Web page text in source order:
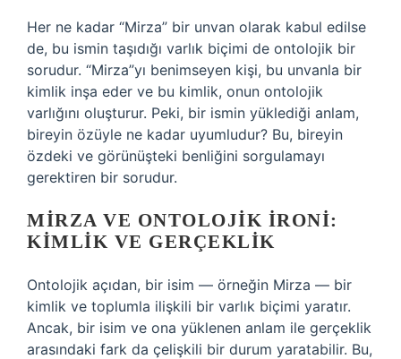
Her ne kadar “Mirza” bir unvan olarak kabul edilse
de, bu ismin taşıdığı varlık biçimi de ontolojik bir
sorudur. “Mirza”yı benimseyen kişi, bu unvanla bir
kimlik inşa eder ve bu kimlik, onun ontolojik
varlığını oluşturur. Peki, bir ismin yüklediği anlam,
bireyin özüyle ne kadar uyumludur? Bu, bireyin
özdeki ve görünüşteki benliğini sorgulamayı
gerektiren bir sorudur.
MIRZA VE ONTOLOJIK İRONI:
KIMLIK VE GERÇEKLIK
Ontolojik açıdan, bir isim — örneğin Mirza — bir
kimlik ve toplumla ilişkili bir varlık biçimi yaratır.
Ancak, bir isim ve ona yüklenen anlam ile gerçeklik
arasındaki fark da çelişkili bir durum yaratabilir. Bu,